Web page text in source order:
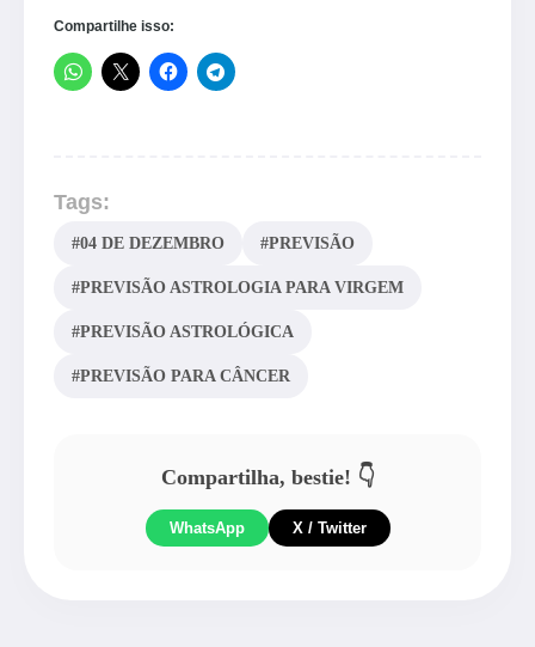
Compartilhe isso:
Tags:
#04 DE DEZEMBRO #PREVISÃO
#PREVISÃO ASTROLOGIA PARA VIRGEM
#PREVISÃO ASTROLÓGICA
#PREVISÃO PARA CÂNCER
Compartilha, bestie! 👇
WhatsApp X / Twitter